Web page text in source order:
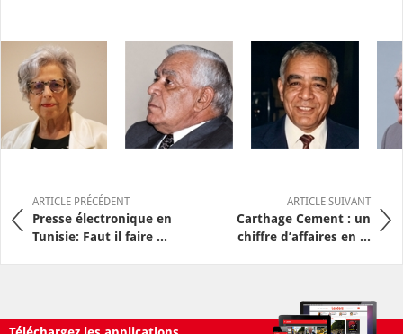
ARTICLE PRÉCÉDENT
Presse électronique en
Tunisie: Faut il faire ...
ARTICLE SUIVANT
Carthage Cement : un
chiffre d’affaires en ...